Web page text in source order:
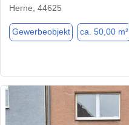
Herne, 44625
Gewerbeobjekt ca. 50,00 m²